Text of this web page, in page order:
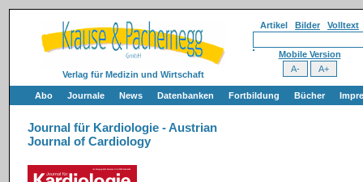
Verlag für Medizin und Wirtschaft
Artikel Bilder Volltext
Mobile Version
Abo Journale News Datenbanken Fortbildung Bücher
Journal für Kardiologie - Austrian
Journal of Cardiology